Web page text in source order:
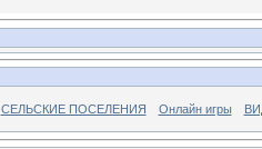
СЕЛЬСКИЕ ПОСЕЛЕНИЯ Онлайн игры